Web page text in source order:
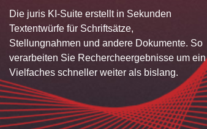
Die juris KI-Suite erstellt in Sekunden
Textentwürfe für Schriftsätze,
Stellungnahmen und andere Dokumente. So
verarbeiten Sie Rechercheergebnisse um ein
Vielfaches schneller weiter als bislang.